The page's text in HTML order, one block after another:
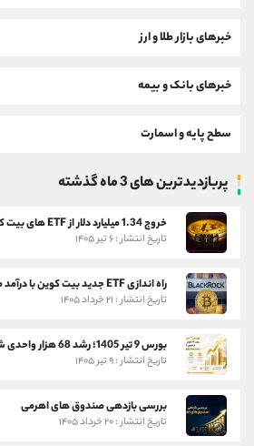
خبرهای بازار طلا و ارز
خبرهای بانک و بیمه
سطح پایه و اسمارت
پربازدیدترین های 3 ماه گذشته
خروج 1.34 میلیارد دلار از ETF های بیت کوین در یک هفته
تاریخ انتشار : ۶ تیر ۱۴۰۵
راه اندازی ETF جدید بیت کوین با درآمد ماهانه
تاریخ انتشار : ۲۱ خرداد ۱۴۰۵
تاریخ انتشار : ۹ تیر ۱۴۰۵
بررسی بازدهی صندوق های اهرمی
تاریخ انتشار : ۲۰ خرداد ۱۴۰۵